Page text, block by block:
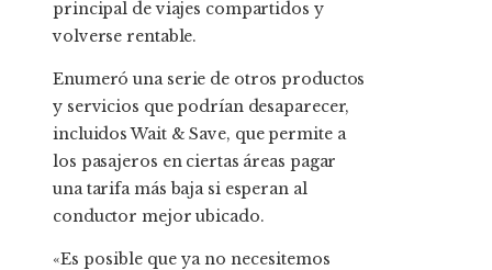
principal de viajes compartidos y
volverse rentable.
Enumeró una serie de otros productos
y servicios que podrían desaparecer,
incluidosWait & Save, que permite a
los pasajeros en ciertas áreas pagar
una tarifa más baja si esperan al
conductor mejor ubicado.
«Es posible que ya no necesitemos